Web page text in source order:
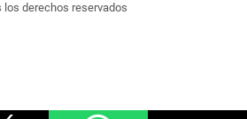
los derechos reservados